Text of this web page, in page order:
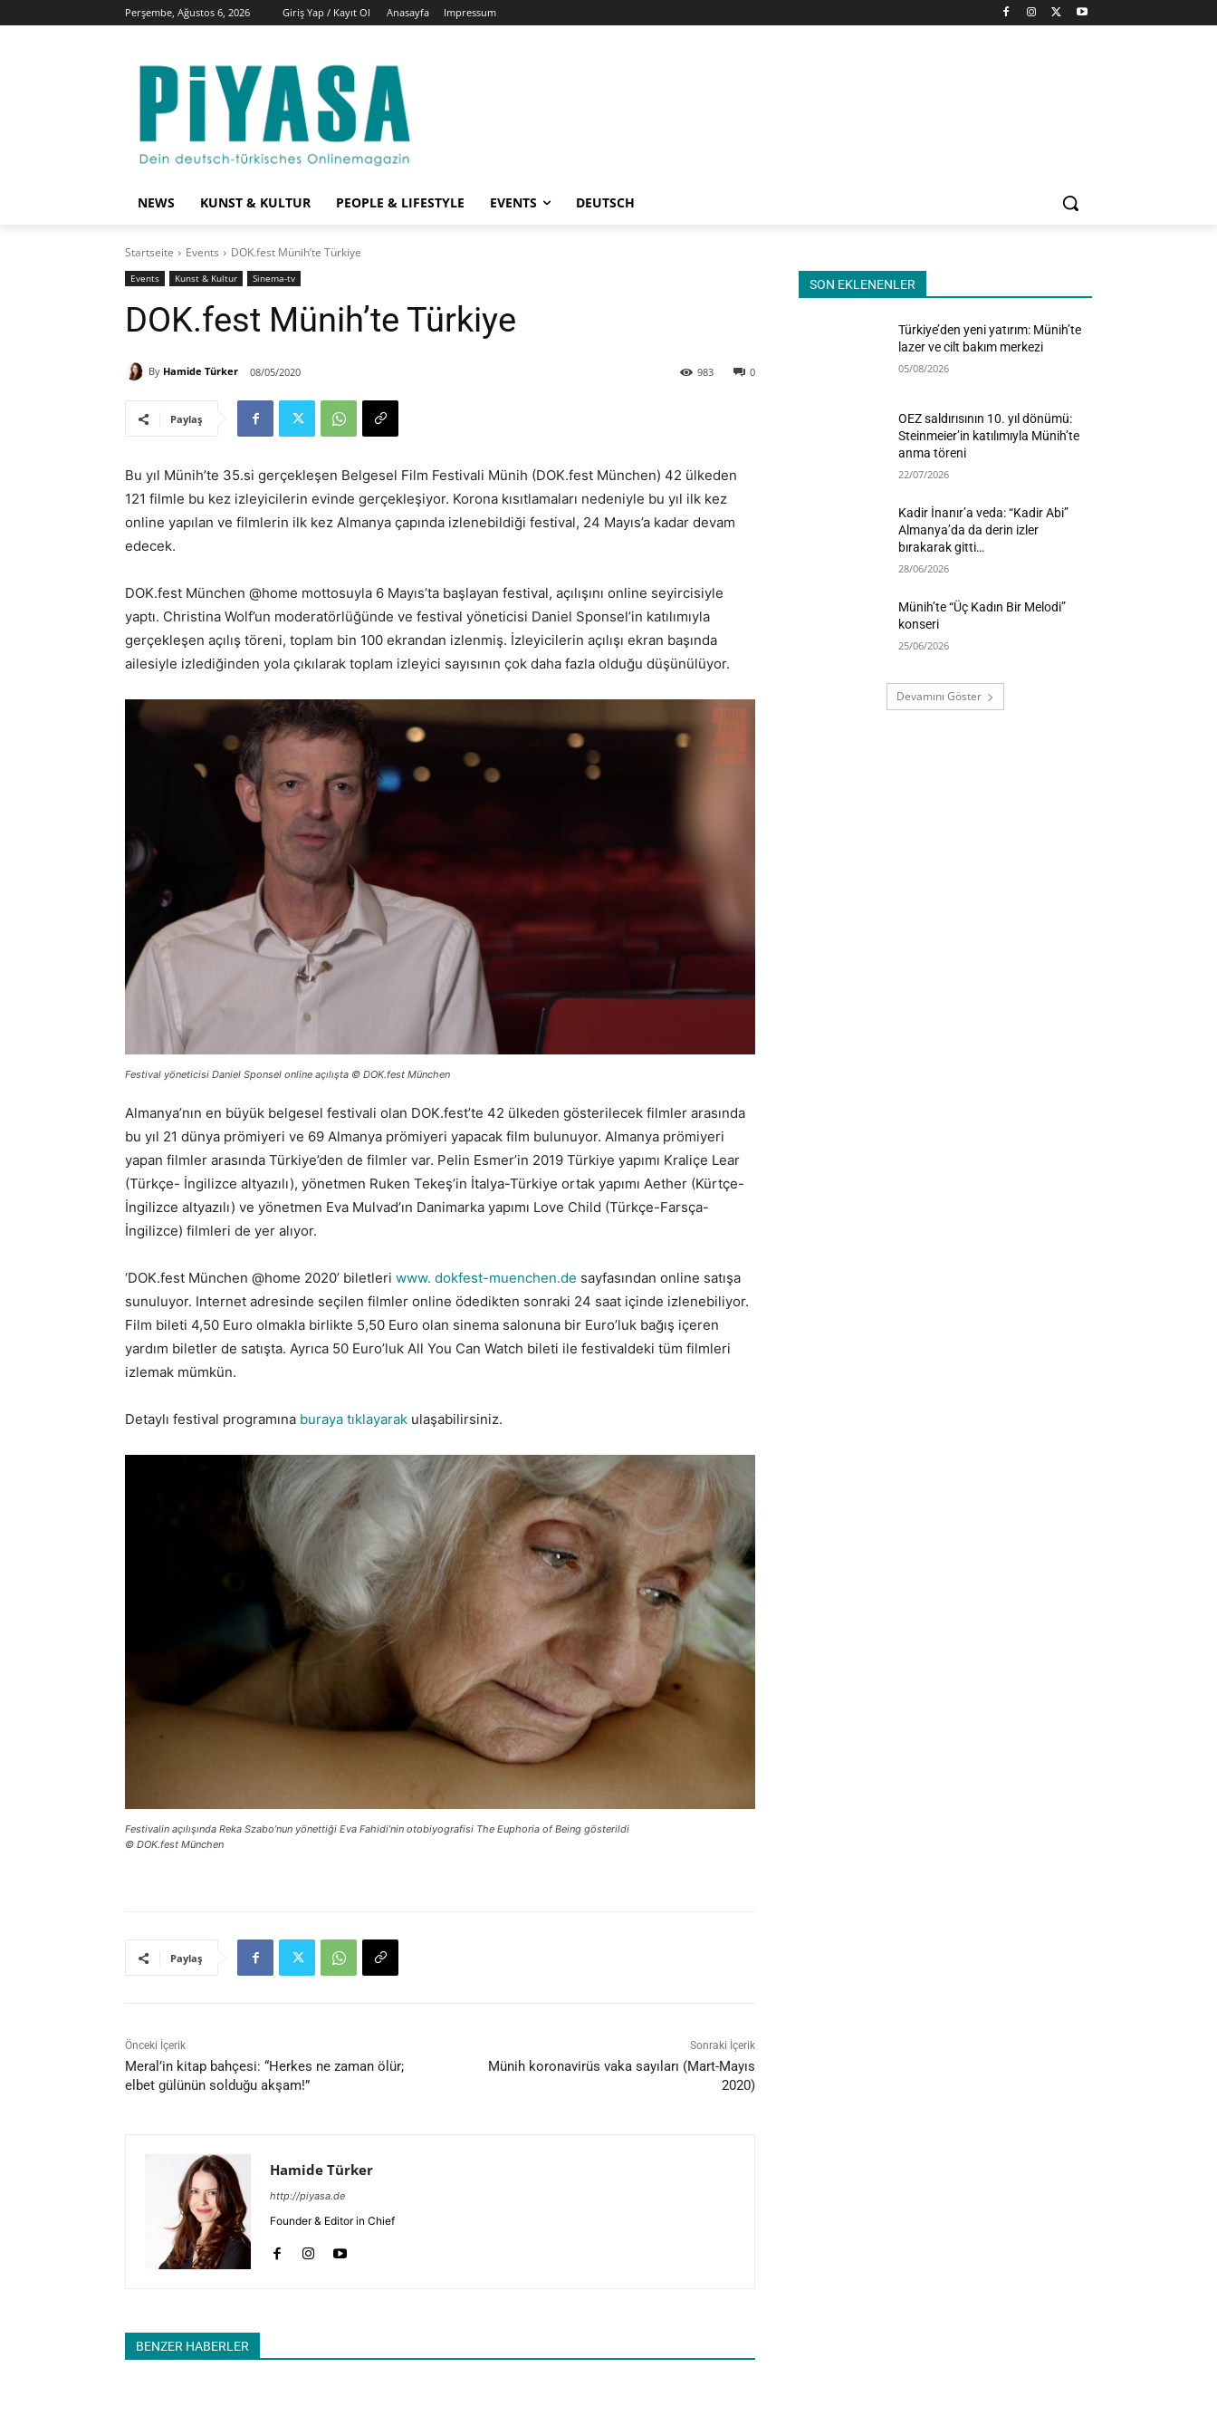
Perşembe, Ağustos 6, 2026 Giriş Yap / Kayıt Ol Anasayfa Impressum
NEWS KUNST & KULTUR PEOPLE & LIFESTYLE EVENTS DEUTSCH
Startseite Events DOK.fest Münih’te Türkiye
Events Kunst & Kultur Sinema-tv
DOK.fest Münih’te Türkiye
By Hamide Türker 08/05/2020 0
983
Paylaş
Bu yıl Münih’te 35.si gerçekleşen Belgesel Film Festivali Münih (DOK.fest München) 42 ülkeden
121 filmle bu kez izleyicilerin evinde gerçekleşiyor. Korona kısıtlamaları nedeniyle bu yıl ilk kez
online yapılan ve filmlerin ilk kez Almanya çapında izlenebildiği festival, 24 Mayıs’a kadar devam
edecek.
DOK.fest München @home mottosuyla 6 Mayıs’ta başlayan festival, açılışını online seyircisiyle
yaptı. Christina Wolf’un moderatörlüğünde ve festival yöneticisi Daniel Sponsel’in katılımıyla
gerçekleşen açılış töreni, toplam bin 100 ekrandan izlenmiş. İzleyicilerin açılışı ekran başında
ailesiyle izlediğinden yola çıkılarak toplam izleyici sayısının çok daha fazla olduğu düşünülüyor.
Festival yöneticisi Daniel Sponsel online açılışta © DOK.fest München
Almanya’nın en büyük belgesel festivali olan DOK.fest’te 42 ülkeden gösterilecek filmler arasında
bu yıl 21 dünya prömiyeri ve 69 Almanya prömiyeri yapacak film bulunuyor. Almanya prömiyeri
yapan filmler arasında Türkiye’den de filmler var. Pelin Esmer’in 2019 Türkiye yapımı Kraliçe Lear
(Türkçe- İngilizce altyazılı), yönetmen Ruken Tekeş’in İtalya-Türkiye ortak yapımı Aether (Kürtçe-
İngilizce altyazılı) ve yönetmen Eva Mulvad’ın Danimarka yapımı Love Child (Türkçe-Farsça-
İngilizce) filmleri de yer alıyor.
‘DOK.fest München @home 2020’ biletleri www. dokfest-muenchen.de sayfasından online satışa
sunuluyor. Internet adresinde seçilen filmler online ödedikten sonraki 24 saat içinde izlenebiliyor.
Film bileti 4,50 Euro olmakla birlikte 5,50 Euro olan sinema salonuna bir Euro’luk bağış içeren
yardım biletler de satışta. Ayrıca 50 Euro’luk All You Can Watch bileti ile festivaldeki tüm filmleri
izlemak mümkün.
Detaylı festival programına buraya tıklayarak ulaşabilirsiniz.
Festivalin açılışında Reka Szabo’nun yönettiği Eva Fahidi’nin otobiyografisi The Euphoria of Being gösterildi
© DOK.fest München
Paylaş
Önceki İçerik
Meral’in kitap bahçesi: “Herkes ne zaman ölür;
elbet gülünün solduğu akşam!”
Sonraki İçerik
Münih koronavirüs vaka sayıları (Mart-Mayıs
2020)
Hamide Türker
http://piyasa.de
Founder & Editor in Chief
BENZER HABERLER
SON EKLENENLER
Türkiye’den yeni yatırım: Münih’te
lazer ve cilt bakım merkezi
05/08/2026
OEZ saldırısının 10. yıl dönümü:
Steinmeier’in katılımıyla Münih’te
anma töreni
22/07/2026
Kadir İnanır’a veda: “Kadir Abi”
Almanya’da da derin izler
bırakarak gitti…
28/06/2026
Münih’te “Üç Kadın Bir Melodi”
konseri
25/06/2026
Devamını Göster